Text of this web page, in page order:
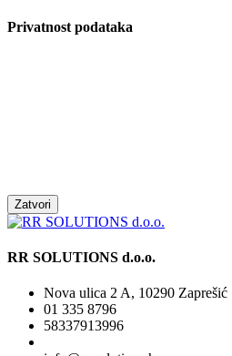
Privatnost podataka
Zatvori
RR SOLUTIONS d.o.o.
Nova ulica 2 A, 10290 Zaprešić
01 335 8796
58337913996